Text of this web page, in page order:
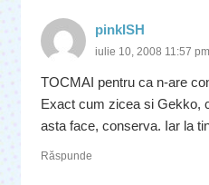
pinkISH
iulie 10, 2008 11:57 pm
TOCMAI pentru ca n-are
Exact cum zicea si Gekko,
asta face, conserva. Iar la
Răspunde